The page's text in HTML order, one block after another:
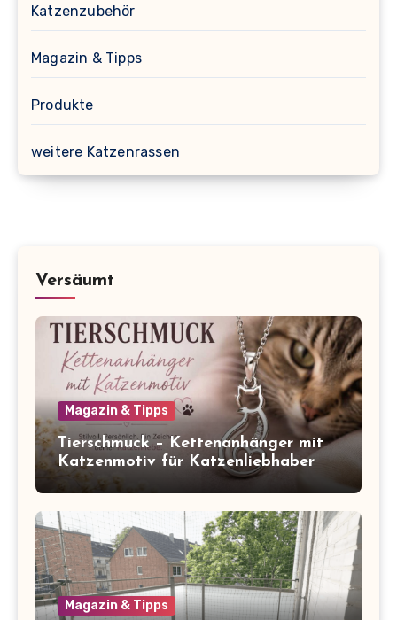
Katzenzubehör
Magazin & Tipps
Produkte
weitere Katzenrassen
Versäumt
Magazin & Tipps
Tierschmuck – Kettenanhänger mit
Katzenmotiv für Katzenliebhaber
Magazin & Tipps